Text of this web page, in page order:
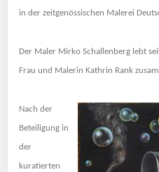
in der zeitgenössischen Malerei
Der Maler Mirko Schallenberg lebt
Frau und Malerin Kathrin Rank
Nach der
Beteiligung in
der
kuratierten